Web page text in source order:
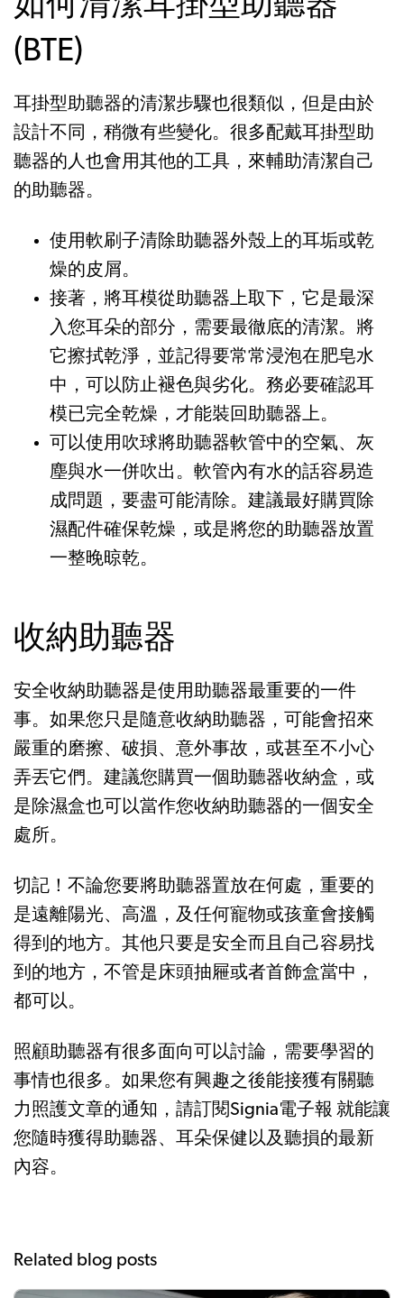
(BTE)
耳掛型助聽器的清潔步驟也很類似，但是由於
設計不同，稍微有些變化。很多配戴耳掛型助
聽器的人也會用其他的工具，來輔助清潔自己
的助聽器。
使用軟刷子清除助聽器外殼上的耳垢或乾
燥的皮屑。
接著，將耳模從助聽器上取下，它是最深
入您耳朵的部分，需要最徹底的清潔。將
它擦拭乾淨，並記得要常常浸泡在肥皂水
中，可以防止褪色與劣化。務必要確認耳
模已完全乾燥，才能裝回助聽器上。
可以使用吹球將助聽器軟管中的空氣、灰
塵與水一併吹出。軟管內有水的話容易造
成問題，要盡可能清除。建議最好購買除
濕配件確保乾燥，或是將您的助聽器放置
一整晚晾乾。
收納助聽器
安全收納助聽器是使用助聽器最重要的一件
事。如果您只是隨意收納助聽器，可能會招來
嚴重的磨擦、破損、意外事故，或甚至不小心
弄丟它們。建議您購買一個助聽器收納盒，或
是除濕盒也可以當作您收納助聽器的一個安全
處所。
切記！不論您要將助聽器置放在何處，重要的
是遠離陽光、高溫，及任何寵物或孩童會接觸
得到的地方。其他只要是安全而且自己容易找
到的地方，不管是床頭抽屜或者首飾盒當中，
都可以。
照顧助聽器有很多面向可以討論，需要學習的
事情也很多。如果您有興趣之後能接獲有關聽
力照護文章的通知，請訂閱Signia電子報 就能讓
您隨時獲得助聽器、耳朵保健以及聽損的最新
內容。
Related blog posts